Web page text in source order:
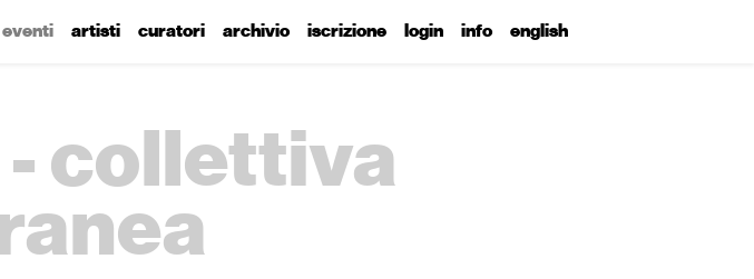
eventi artisti curatori archivio iscrizione login info english
collettiva